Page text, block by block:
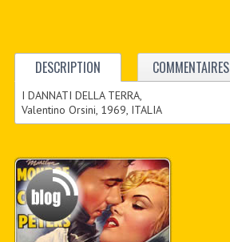
DESCRIPTION COMMENTAIRES
I DANNATI DELLA TERRA,
Valentino Orsini, 1969, ITALIA